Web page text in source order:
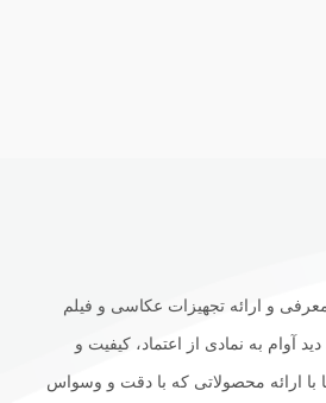
در معرفی و ارائه تجهیزات عکاسی و فیلم
آوام به نمادی از اعتماد، کیفیت و
با ارائه محصولاتی که با دقت و وسواس